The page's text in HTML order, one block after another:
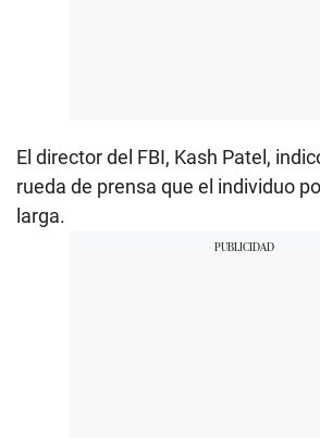
El director del FBI, Kash Patel,
rueda de prensa que el individuo
larga.